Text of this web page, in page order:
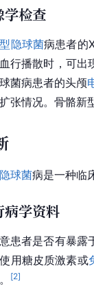
学检查
隐球菌病患者的
行播散时，可出
菌病患者的头颅
张情况。骨骼新
球菌病是一种临
病学资料
患者是否有暴露
用糖皮质激素或
[2]